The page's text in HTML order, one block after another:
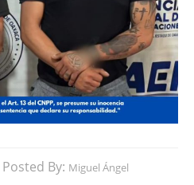
Posted By: Miguel Ángel